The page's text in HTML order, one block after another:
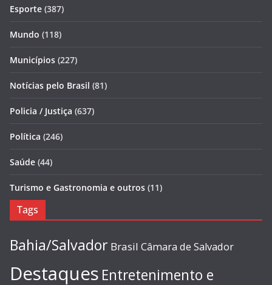
Esporte (387)
Mundo (118)
Municípios (227)
Notícias pelo Brasil (81)
Policia / Justiça (637)
Política (246)
Saúde (44)
Turismo e Gastronomia e outros (11)
Tags
Bahia/Salvador Brasil Câmara de Salvador
Destaques Entretenimento e